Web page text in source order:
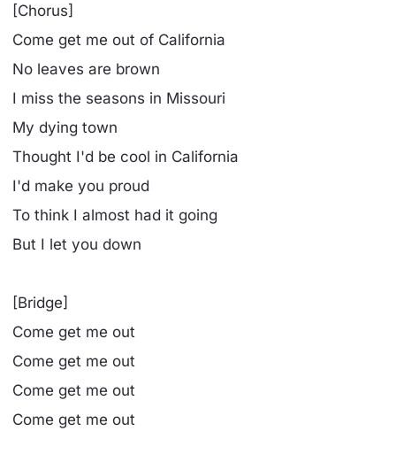
[Chorus]
Come get me out of California
No leaves are brown
I miss the seasons in Missouri
My dying town
Thought I'd be cool in California
I'd make you proud
To think I almost had it going
But I let you down
[Bridge]
Come get me out
Come get me out
Come get me out
Come get me out